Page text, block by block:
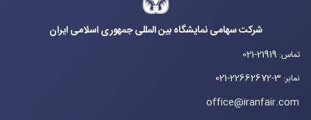
شرکت سهامی نمایشگاه بین المللی جمهوری اسلامی ایران
تماس:
021-21919
نمابر:
021-22662672-3
office@iranfair.com